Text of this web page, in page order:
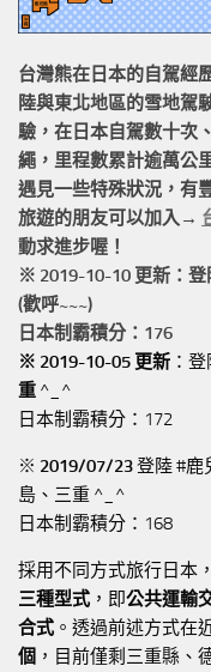
台灣熊在日本的自駕經
陸與東北地區的雪地駕
驗，在日本自駕數十次
繩， 里程數累計逾萬公
遇見一些特殊狀況，有
旅遊的朋友可以加入→
動求進步喔！
※ 2019-10-10 更新：登
(歡呼~~~)
日本制霸積分：176
※ 2019-10-05 更新 ：
重 ^_^
日本制霸積分：172
※ 2019/07/23登陸 #鹿
島、三重 ^_^
日本制霸積分：168
採用不同方式旅行日本
三種型式 ，即公共運輸
合式 。透過前述方式在
個 ，目前僅剩三重縣、